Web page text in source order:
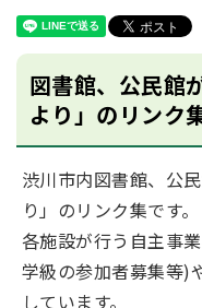
図書館、公民館
より」のリンク
渋川市内図書館、公
り」のリンク集です。
各施設が行う自主事
学級の参加者募集等)
しています。